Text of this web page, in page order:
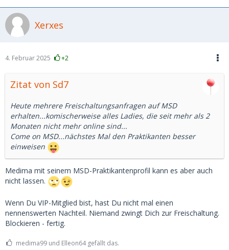
Xerxes
4. Februar 2025 +2
Zitat von Sd7
Heute mehrere Freischaltungsanfragen auf MSD
erhalten...komischerweise alles Ladies, die seit mehr als 2
Monaten nicht mehr online sind...
Come on MSD...nächstes Mal den Praktikanten besser
einweisen
Medima mit seinem MSD-Praktikantenprofil kann es aber auch
nicht lassen.
Wenn Du VIP-Mitglied bist, hast Du nicht mal einen
nennenswerten Nachteil. Niemand zwingt Dich zur Freischaltung.
Blockieren - fertig.
medima99 und Elleon64 gefällt das.